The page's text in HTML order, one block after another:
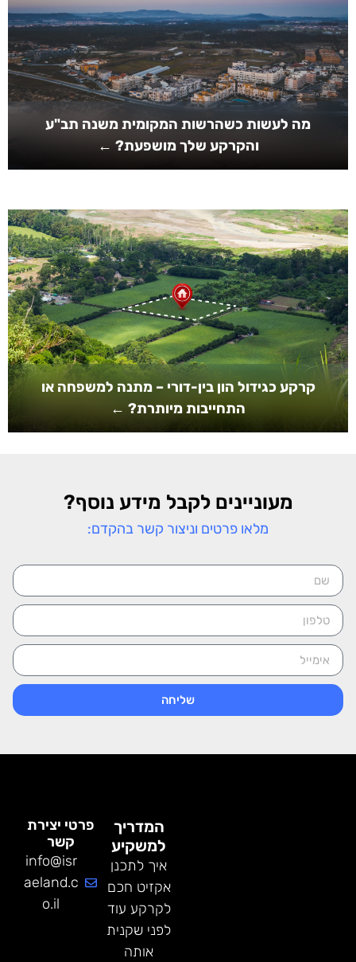
מה לעשות כשהרשות המקומית משנה תב"ע
והקרקע שלך מושפעת? ←
קרקע כגידול הון בין-דורי – מתנה למשפחה או
התחייבות מיותרת? ←
מעוניינים לקבל מידע נוסף?
מלאו פרטים וניצור קשר בהקדם:
שליחה
המדריך
למשקיע
איך לתכנן
אקזיט חכם
לקרקע עוד
לפני שקנית
אותה
פרטי יצירת
קשר
info@isr
aeland.c
o.il